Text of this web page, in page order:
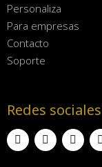
Personaliza
Para empresas
Contacto
Soporte
Redes sociales